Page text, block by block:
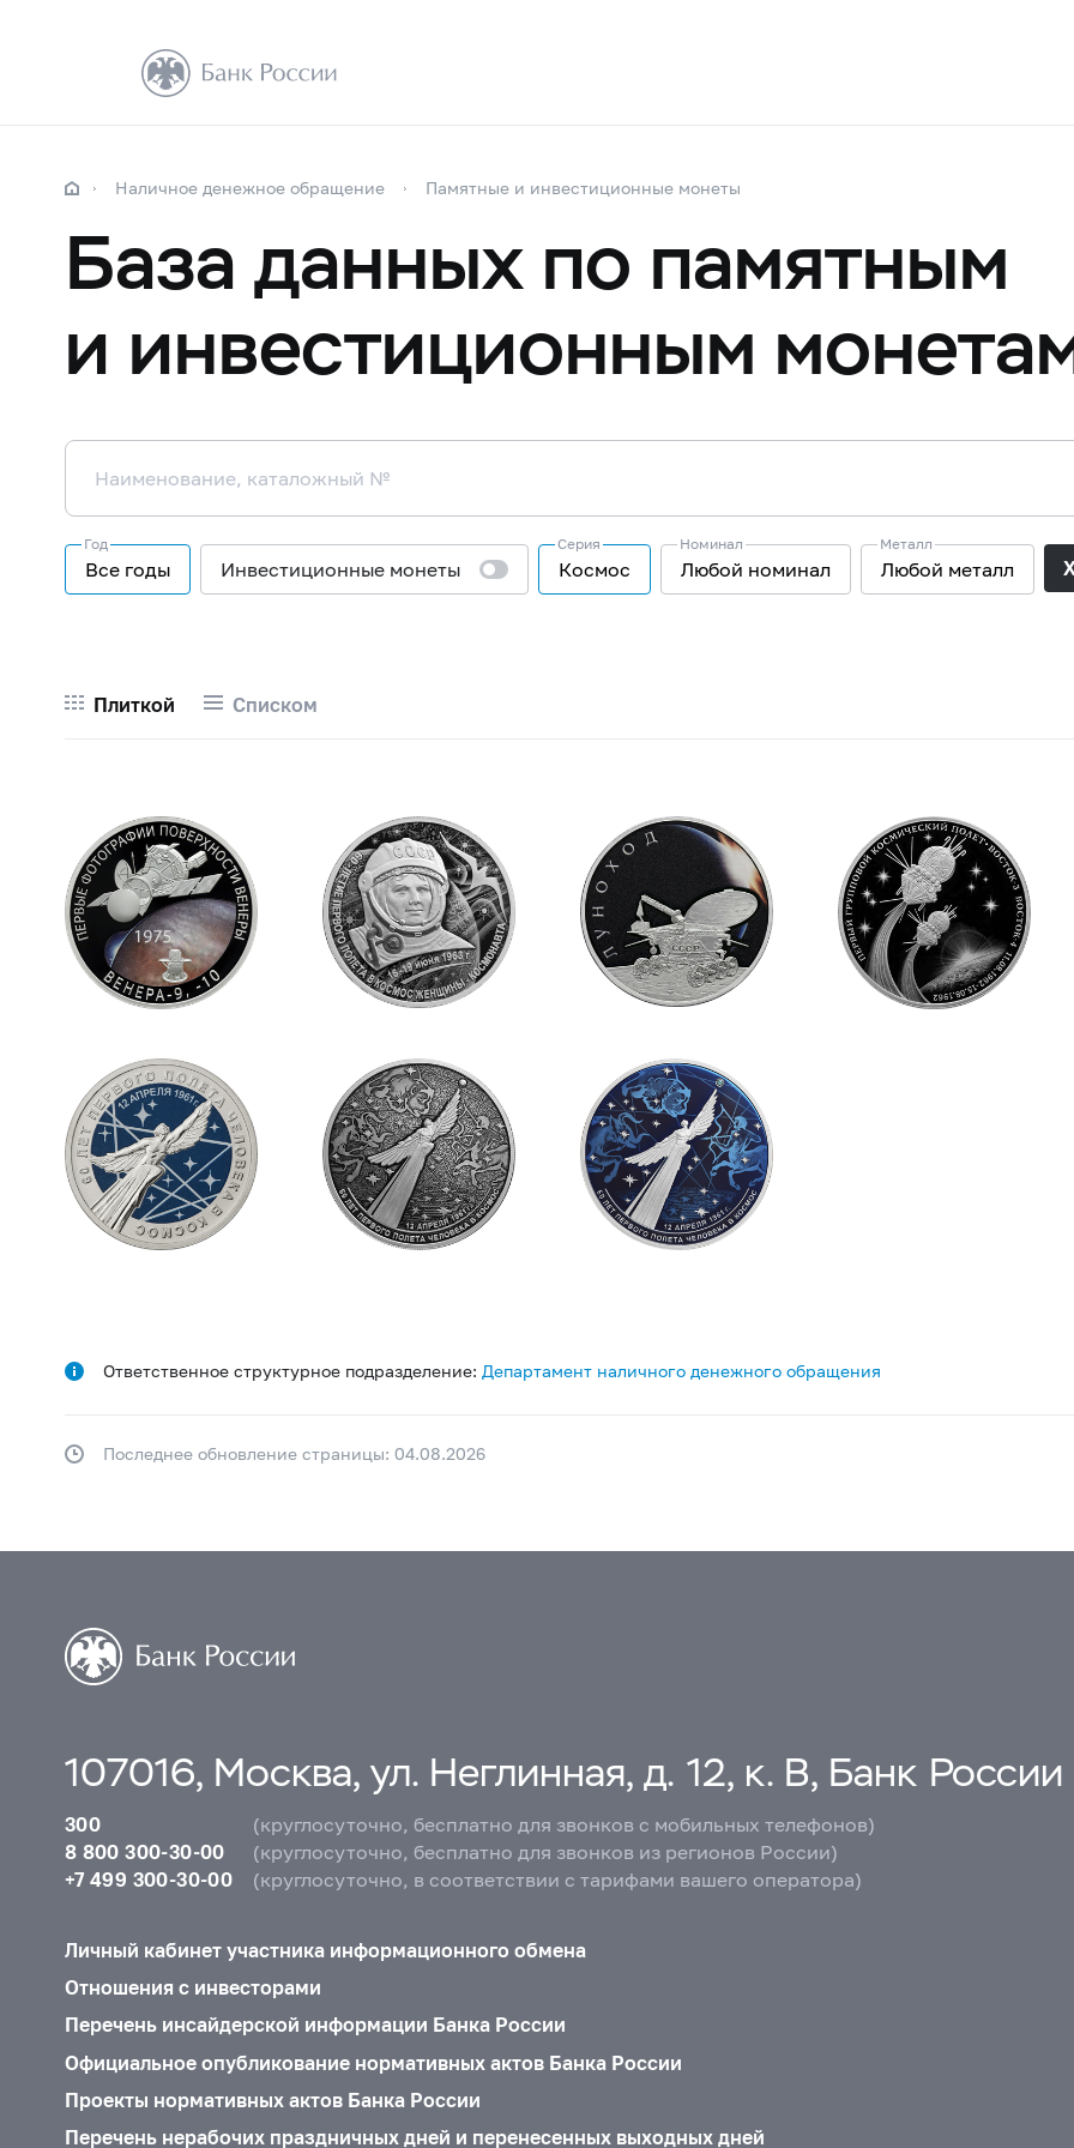
Наличное денежное обращение Памятные и инвестиционные монеты
База данных по памятным
и инвестиционным
Год
Все годы Инвестиционные монеты
Серия
Космос
Номинал
Любой номинал
Металл
Любой металл
Плиткой Списком
Ответственное структурное подразделение: Департамент наличного денежного обращения
Последнее обновление страницы: 04.08.2026
107016, Москва, ул. Неглинная, д. 12, к. В, Банк России
300
(круглосуточно, бесплатно для звонков с мобильных телефонов)
8 800 300-30-00
(круглосуточно, бесплатно для звонков из регионов России)
+7 499 300-30-00
(круглосуточно, в соответствии с тарифами вашего оператора)
Личный кабинет участника информационного обмена
Отношения с инвесторами
Перечень инсайдерской информации Банка России
Официальное опубликование нормативных актов Банка России
Проекты нормативных актов Банка России
Перечень нерабочих праздничных дней и перенесенных выходных дней